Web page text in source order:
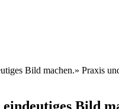
Bild machen.» Praxis